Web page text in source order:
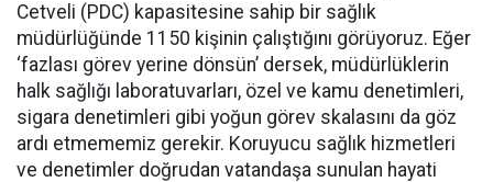
Cetveli (PDC) kapasitesine sahip bir sağlık
müdürlüğünde 1150 kişinin çalıştığını görüyoruz. Eğer
‘fazlası görev yerine dönsün’ dersek, müdürlüklerin
halk sağlığı laboratuvarları, özel ve kamu denetimleri,
sigara denetimleri gibi yoğun görev skalasını da göz
ardı etmememiz gerekir. Koruyucu sağlık hizmetleri
ve denetimler doğrudan vatandaşa sunulan hayati